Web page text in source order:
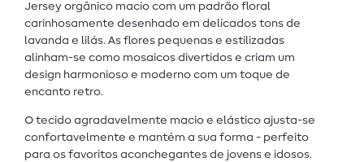
Jersey orgânico macio com um padrão floral
carinhosamente desenhado em delicados tons de
lavanda e lilás. As flores pequenas e estilizadas
alinham-se como mosaicos divertidos e criam um
design harmonioso e moderno com um toque de
encanto retro.
O tecido agradavelmente macio e elástico ajusta-se
confortavelmente e mantém a sua forma - perfeito
para os favoritos aconchegantes de jovens e idosos.